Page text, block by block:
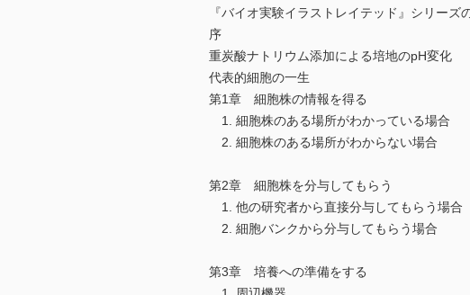
『バイオ実験イラストレイテッド』シリーズ
序
重炭酸ナトリウム添加による培地のpH変化
代表的細胞の一生
第1章 細胞株の情報を得る
1. 細胞株のある場所がわかっている場合
2. 細胞株のある場所がわからない場合
第2章 細胞株を分与してもらう
1. 他の研究者から直接分与してもらう場合
2. 細胞バンクから分与してもらう場合
第3章 培養への準備をする